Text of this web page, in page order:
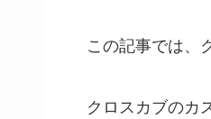
この記事では、
クロスカブのカ